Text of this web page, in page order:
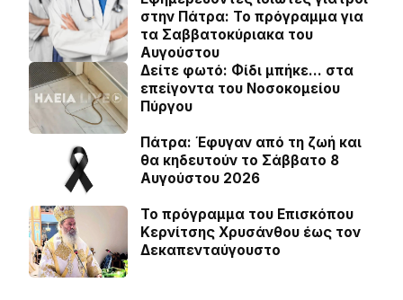
στην Πάτρα: Το πρόγραμμα για
τα Σαββατοκύριακα του
Αυγούστου
Δείτε φωτό: Φίδι μπήκε… στα
επείγοντα του Νοσοκομείου
Πύργου
Πάτρα: Έφυγαν από τη ζωή και
θα κηδευτούν το Σάββατο 8
Αυγούστου 2026
Το πρόγραμμα του Επισκόπου
Κερνίτσης Χρυσάνθου έως τον
Δεκαπενταύγουστο